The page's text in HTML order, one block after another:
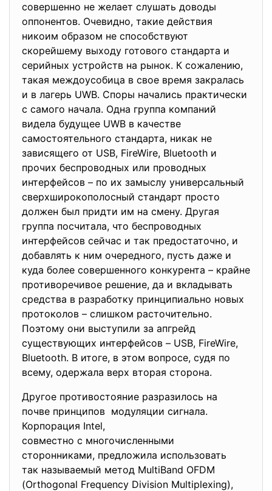
совершенно не желает слушать доводы
оппонентов. Очевидно, такие действия
никоим образом не способствуют
скорейшему выходу готового стандарта и
серийных устройств на рынок. К сожалению,
такая междоусобица в свое время закралась
и в лагерь UWB. Споры начались практически
с самого начала. Одна группа компаний
видела будущее UWB в качестве
самостоятельного стандарта, никак не
зависящего от USB, FireWire, Bluetooth и
прочих беспроводных или проводных
интерфейсов – по их замыслу универсальный
сверхширокополосный стандарт просто
должен был придти им на смену. Другая
группа посчитала, что беспроводных
интерфейсов сейчас и так предостаточно, и
добавлять к ним очередного, пусть даже и
куда более совершенного конкурента – крайне
противоречивое решение, да и вкладывать
средства в разработку принципиально новых
протоколов – слишком расточительно.
Поэтому они выступили за апгрейд
существующих интерфейсов – USB, FireWire,
Bluetooth. В итоге, в этом вопросе, судя по
всему, одержала верх вторая сторона.
Другое противостояние разразилось на
почве принципов модуляции сигнала.
Корпорация Intel,
совместно с многочисленными
сторонниками, предложила использовать
так называемый метод MultiBand OFDM
(Orthogonal Frequency Division Multiplexing),